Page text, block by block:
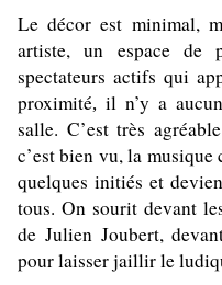
Le décor est minimal,
artiste, un espace de
spectateurs actifs qui
proximité, il n’y a
salle. C’est très
c’est bien vu, la musique
quelques initiés et
tous. On sourit devant
de Julien Joubert,
pour laisser jaillir le